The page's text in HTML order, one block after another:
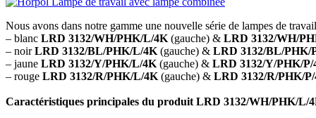
Nous avons dans notre gamme une nouvelle série de lampes de
– blanc LRD 3132/WH/PHK/L/4K (gauche) & LRD 3132/WH/
– noirLRD 3132/BL/PHK/L/4K (gauche) & LRD 3132/BL/PHK/
– jaune LRD 3132/Y/PHK/L/4K (gauche) & LRD 3132/Y/PHK/P/
– rouge LRD 3132/R/PHK/L/4K (gauche) & LRD 3132/R/PHK/
Caractéristiques principales du produit LRD 3132/WH/PHK/L/